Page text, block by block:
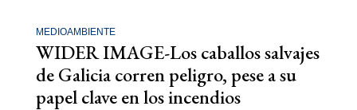
MEDIOAMBIENTE
WIDER IMAGE-Los caballos salvajes
de Galicia corren peligro, pese a su
papel clave en los incendios